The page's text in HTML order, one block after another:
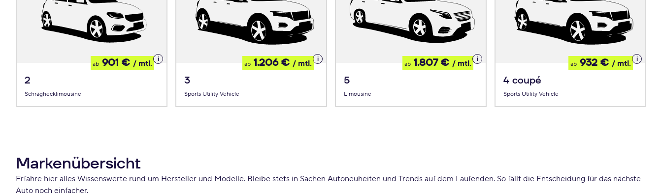
2
Schräghecklimousine
ab 901 € / mtl.
Details
zum
3
Sports Utility Vehicle
ab 1.206 € / mtl.
Details
zum
5
Limousine
ab 1.807 € / mtl.
Details
zum
4 coupé
Sports Utility Vehicle
ab 932 € / mtl.
Details
zum
Markenübersicht
Erfahre hier alles Wissenswerte rund um Hersteller und Modelle. Bleibe stets in Sachen Autoneuheiten und Trends auf dem Laufenden. So fällt die Entscheidung für das nächste
Auto noch einfacher.